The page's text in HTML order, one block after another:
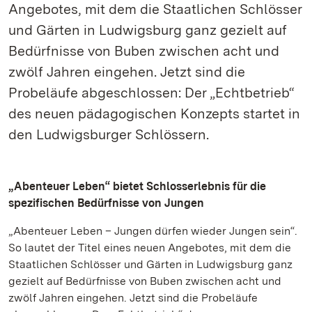
Angebotes, mit dem die Staatlichen Schlösser
und Gärten in Ludwigsburg ganz gezielt auf
Bedürfnisse von Buben zwischen acht und
zwölf Jahren eingehen. Jetzt sind die
Probeläufe abgeschlossen: Der „Echtbetrieb“
des neuen pädagogischen Konzepts startet in
den Ludwigsburger Schlössern.
„Abenteuer Leben“ bietet Schlosserlebnis für die
spezifischen Bedürfnisse von Jungen
„Abenteuer Leben – Jungen dürfen wieder Jungen sein“.
So lautet der Titel eines neuen Angebotes, mit dem die
Staatlichen Schlösser und Gärten in Ludwigsburg ganz
gezielt auf Bedürfnisse von Buben zwischen acht und
zwölf Jahren eingehen. Jetzt sind die Probeläufe